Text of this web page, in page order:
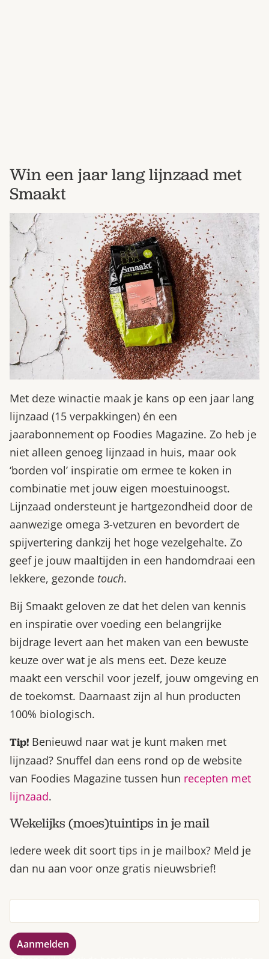
Win een jaar lang lijnzaad met
Smaakt
Met deze winactie maak je kans op een jaar lang
lijnzaad (15 verpakkingen) én een
jaarabonnement op Foodies Magazine. Zo heb je
niet alleen genoeg lijnzaad in huis, maar ook
‘borden vol’ inspiratie om ermee te koken in
combinatie met jouw eigen moestuinoogst.
Lijnzaad ondersteunt je hartgezondheid door de
aanwezige omega 3-vetzuren en bevordert de
spijvertering dankzij het hoge vezelgehalte. Zo
geef je jouw maaltijden in een handomdraai een
lekkere, gezonde touch.
Bij Smaakt geloven ze dat het delen van kennis
en inspiratie over voeding een belangrijke
bijdrage levert aan het maken van een bewuste
keuze over wat je als mens eet. Deze keuze
maakt een verschil voor jezelf, jouw omgeving en
de toekomst. Daarnaast zijn al hun producten
100% biologisch.
Tip! Benieuwd naar wat je kunt maken met
lijnzaad? Snuffel dan eens rond op de website
van Foodies Magazine tussen hun recepten met
lijnzaad.
Wekelijks (moes)tuintips in je mail
Iedere week dit soort tips in je mailbox? Meld je
dan nu aan voor onze gratis nieuwsbrief!